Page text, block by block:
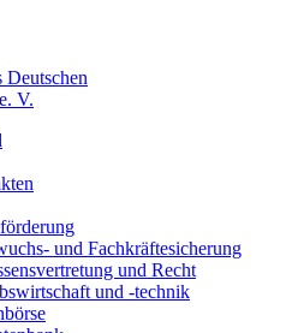
Deutschen
V.
und Fachkräftesicherung
und Recht
und -technik